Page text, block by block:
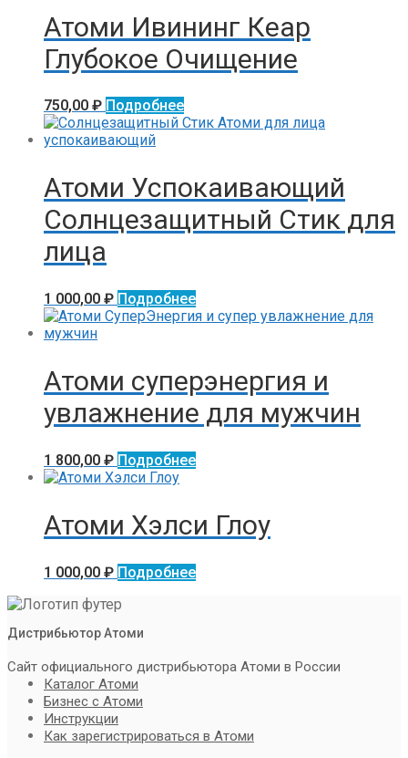
Атоми Ивининг Кеар
Глубокое Очищение
750,00 ₽ Подробнее
Атоми Успокаивающий
Солнцезащитный Стик для
лица
1 000,00 ₽ Подробнее
Атоми суперэнергия и
увлажнение для мужчин
1 800,00 ₽ Подробнее
Атоми Хэлси Глоу
1 000,00 ₽ Подробнее
Дистрибьютор Атоми
Сайт официального дистрибьютора Атоми в России
Каталог Атоми
Бизнес с Атоми
Инструкции
Как зарегистрироваться в Атоми